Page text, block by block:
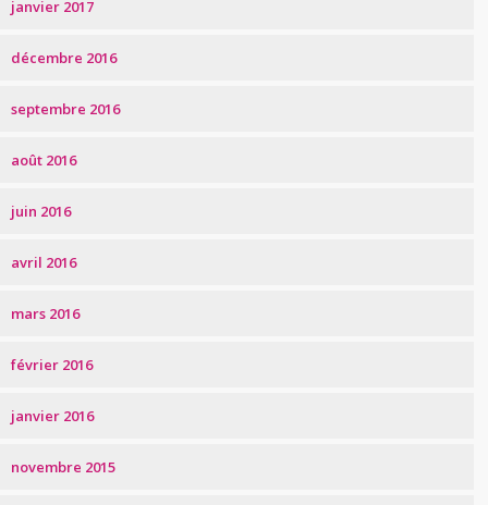
janvier 2017
décembre 2016
septembre 2016
août 2016
juin 2016
avril 2016
mars 2016
février 2016
janvier 2016
novembre 2015